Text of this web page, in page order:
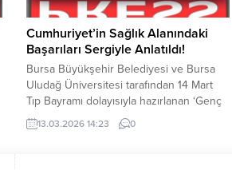
Cumhuriyet’in Sağlık Alanındaki
Başarıları Sergiyle Anlatıldı!
Bursa Büyükşehir Belediyesi ve Bursa
Uludağ Üniversitesi tarafından 14 Mart
Tıp Bayramı dolayısıyla hazırlanan ‘Genç
Cumhuriyet’in Sağlık Alanındaki Başarıları’
sergisi, Cumhuriyet’in sağlık alanındaki
13.03.2026 14:23 0